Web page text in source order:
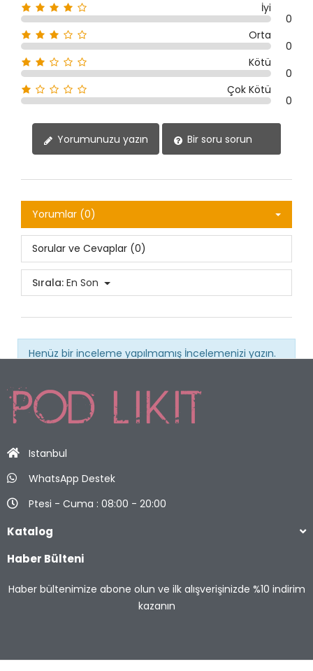
İyi
0
Orta
0
Kötü
0
Çok Kötü
0
Yorumunuzu yazın Bir soru sorun
Yorumlar (0)
Sorular ve Cevaplar (0)
Sırala: En Son
Henüz bir inceleme yapılmamış İncelemenizi yazın.
Istanbul
WhatsApp Destek
Ptesi - Cuma : 08:00 - 20:00
Katalog
Haber Bülteni
Haber bültenimize abone olun ve ilk alışverişinizde %10 indirim
kazanın